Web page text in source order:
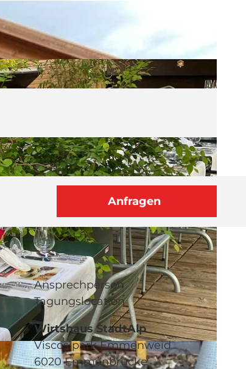
Anfragen
Ansprechperson
Tagungslocation
Wirtshaus StadtAlp
Viscosipark Emmenweid
6020Emmenbrücke